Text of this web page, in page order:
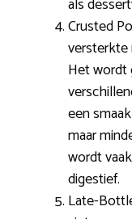
Crusted
versterkte
Het wordt
een
maar
wordt
digestief.
Late-